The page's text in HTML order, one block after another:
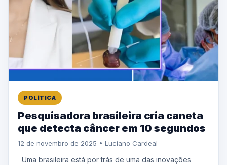
POLÍTICA
Pesquisadora brasileira cria caneta
que detecta câncer em 10 segundos
12 de novembro de 2025 • Luciano Cardeal
Uma brasileira está por trás de uma das inovações